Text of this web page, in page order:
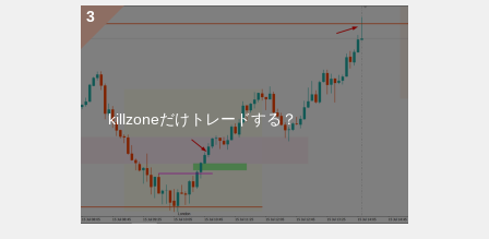
killzoneだけトレードする？